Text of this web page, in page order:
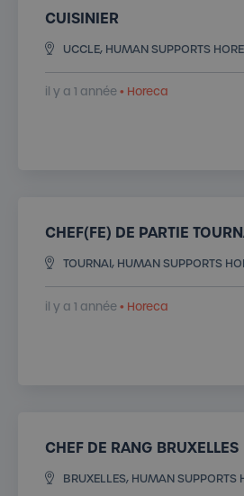
CUISINIER
UCCLE, HUMAN SUPPORTS
il y a 1 année• Horeca
CHEF(FE) DE PARTIE
TOURNAI, HUMAN SUPPORTS
il y a 1 année• Horeca
CHEF DE RANG BRUXELLES
BRUXELLES, HUMAN SUPPORTS